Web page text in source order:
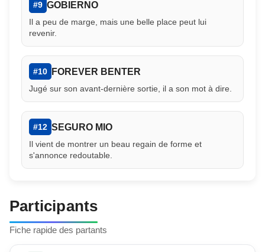
#9 GOBIERNO
Il a peu de marge, mais une belle place peut lui
revenir.
#10 FOREVER BENTER
Jugé sur son avant-dernière sortie, il a son mot à dire.
#12 SEGURO MIO
Il vient de montrer un beau regain de forme et
s'annonce redoutable.
Participants
Fiche rapide des partants